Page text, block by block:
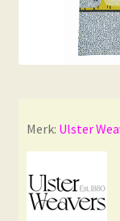
Merk: Ulster